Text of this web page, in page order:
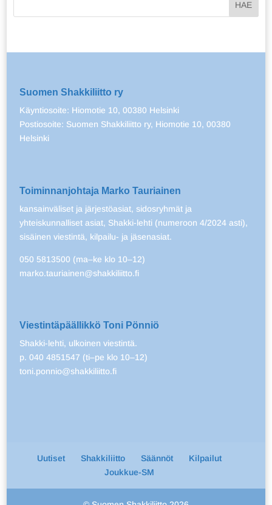
Suomen Shakkiliitto ry
Käyntiosoite: Hiomotie 10, 00380 Helsinki
Postiosoite: Suomen Shakkiliitto ry, Hiomotie 10, 00380
Helsinki
Toiminnanjohtaja Marko Tauriainen
kansainväliset ja järjestöasiat, sidosryhmät ja
yhteiskunnalliset asiat, Shakki-lehti (numeroon 4/2024 asti),
sisäinen viestintä, kilpailu- ja jäsenasiat.
050 5813500 (ma–ke klo 10–12)
marko.tauriainen@shakkiliitto.fi
Viestintäpäällikkö Toni Pönniö
Shakki-lehti, ulkoinen viestintä.
p. 040 4851547 (ti–pe klo 10–12)
toni.ponnio@shakkiliitto.fi
Uutiset Shakkiliitto Säännöt
Kilpailut
Joukkue-SM